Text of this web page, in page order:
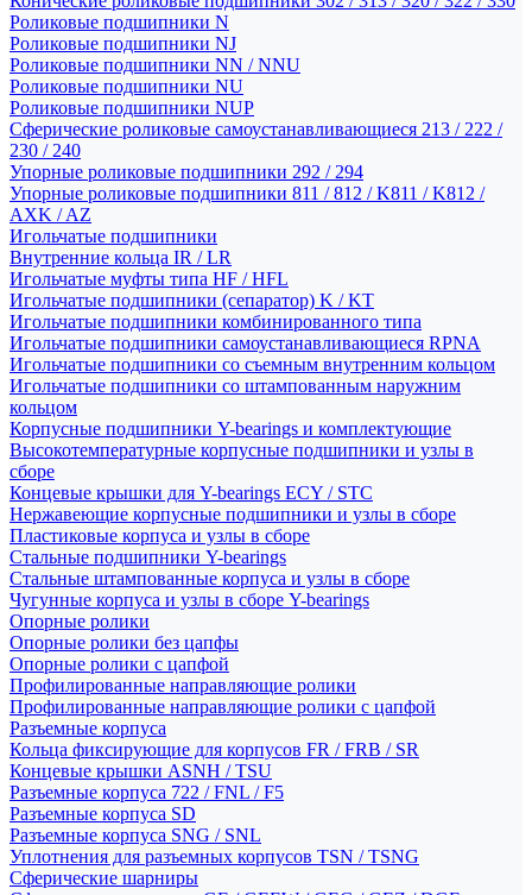
Роликовые подшипники N
Роликовые подшипники NJ
Роликовые подшипники NN / NNU
Роликовые подшипники NU
Роликовые подшипники NUP
Сферические роликовые самоустанавливающиеся 213 / 222 /
230 / 240
Упорные роликовые подшипники 292 / 294
Упорные роликовые подшипники 811 / 812 / K811 / K812 /
AXK / AZ
Игольчатые подшипники
Внутренние кольца IR / LR
Игольчатые муфты типа HF / HFL
Игольчатые подшипники (сепаратор) K / KT
Игольчатые подшипники комбинированного типа
Игольчатые подшипники самоустанавливающиеся RPNA
Игольчатые подшипники со съемным внутренним кольцом
Игольчатые подшипники со штампованным наружним
кольцом
Корпусные подшипники Y-bearings и комплектующие
Высокотемпературные корпусные подшипники и узлы в
сборе
Концевые крышки для Y-bearings ECY / STC
Нержавеющие корпусные подшипники и узлы в сборе
Пластиковые корпуса и узлы в сборе
Стальные подшипники Y-bearings
Стальные штампованные корпуса и узлы в сборе
Чугунные корпуса и узлы в сборе Y-bearings
Опорные ролики
Опорные ролики без цапфы
Опорные ролики с цапфой
Профилированные направляющие ролики
Профилированные направляющие ролики с цапфой
Разъемные корпуса
Кольца фиксирующие для корпусов FR / FRB / SR
Концевые крышки ASNH / TSU
Разъемные корпуса 722 / FNL / F5
Разъемные корпуса SD
Разъемные корпуса SNG / SNL
Уплотнения для разъемных корпусов TSN / TSNG
Сферические шарниры